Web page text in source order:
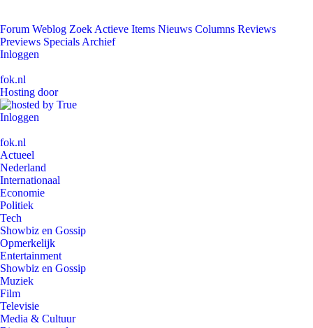
Forum Weblog Zoek Actieve Items Nieuws Columns Reviews
Previews Specials Archief
Inloggen
fok.nl
Hosting door
Inloggen
fok.nl
Actueel
Nederland
Internationaal
Economie
Politiek
Tech
Showbiz en Gossip
Opmerkelijk
Entertainment
Showbiz en Gossip
Muziek
Film
Televisie
Media & Cultuur